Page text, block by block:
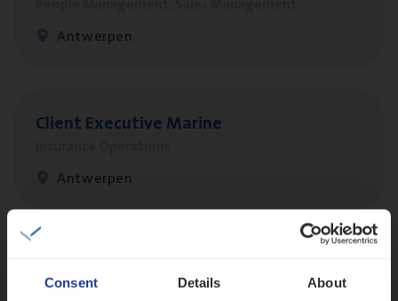
Consent Details About
Antwerpen
Client Exe­cu­ti­ve Marine
Antwerpen
Insurance Operations